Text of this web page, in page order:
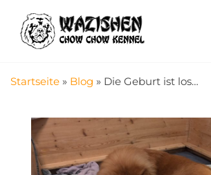
Herz
Startseite » Blog » Die Geburt ist los…